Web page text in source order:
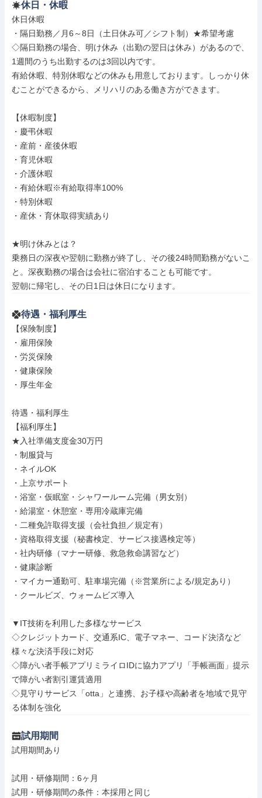
休日・休暇
休日休暇
・隔日勤務／月6～8日（土日休み可／シフト制）★希望考慮
◇隔日勤務の場合、明け休み（出勤の翌日は休み）があるので、
1週間のうち出勤するのは3回以内です。
有給休暇、特別休暇などの休みも用意しております。しっかり休
むことができるから、メリハリのある働き方ができます。
【休暇制度】
・慶弔休暇
・産前・産後休暇
・育児休暇
・介護休暇
・有給休暇※有給取得率100%
・特別休暇
・産休・育休取得実績あり
★明け休みとは？
乗務日の深夜や翌朝に勤務が終了し、その後24時間勤務がないこ
と。深夜勤務の場合は会社に宿泊することも可能です。
翌朝に帰宅し、その日1日は休日になります。
待遇・福利厚生
【保険制度】
・雇用保険
・労災保険
・健康保険
・厚生年金
待遇・福利厚生
【福利厚生】
★入社準備支度金30万円
・制服貸与
・ネイルOK
・上京サポート
・浴室・仮眠室・シャワールーム完備（男女別）
・給湯室・休憩室・専用冷蔵庫完備
・二種免許取得支援（会社負担／規定有）
・資格取得支援（秘書検定、サービス接遇検定等）
・社内研修（マナー研修、救急救命講習など）
・健康診断
・マイカー通勤可、駐車場完備（※営業所による/規定あり）
・クールビズ、ウォームビズ導入
▼IT技術を利用した多様なサービス
◇クレジットカード、交通系IC、電子マネー、コード決済など
様々な決済手段に対応
◇障がい者手帳アプリミライロIDに協力アプリ「手帳画面」提示
で障がい者割引運賃適用
◇見守りサービス「otta」と連携、お子様や高齢者を地域で見守
る体制を強化
試用期間
試用期間あり
試用・研修期間：6ヶ月